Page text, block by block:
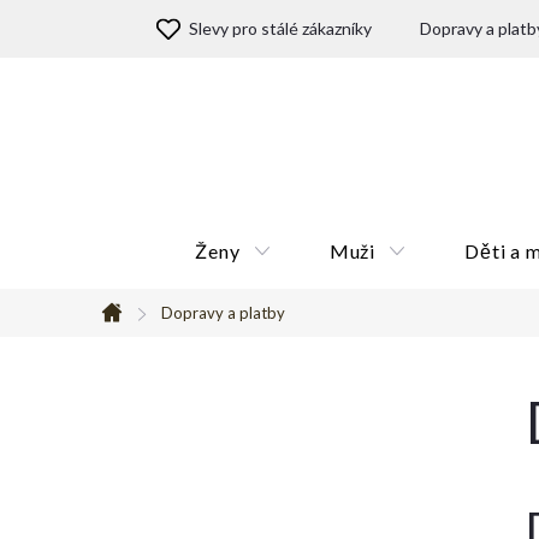
Slevy pro stálé zákazníky Dopravy a
Ženy
Muži Děti a
Domů
Dopravy a platby